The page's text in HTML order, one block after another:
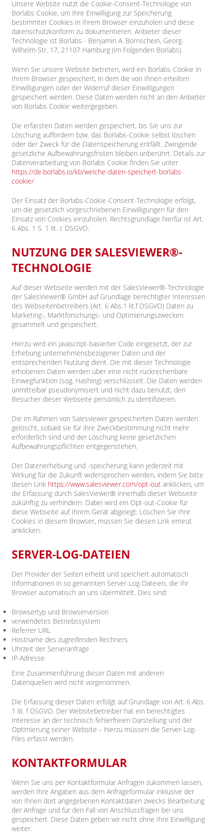
Unsere Website nutzt die Cookie-Consent-Technologie von
Borlabs Cookie, um Ihre Einwilligung zur Speicherung
bestimmter Cookies in Ihrem Browser einzuholen und diese
datenschutzkonform zu dokumentieren. Anbieter dieser
Technologie ist Borlabs - Benjamin A. Bornschein, Georg-
Wilhelm-Str. 17, 21107 Hamburg (im Folgenden Borlabs).
Wenn Sie unsere Website betreten, wird ein Borlabs-Cookie in
Ihrem Browser gespeichert, in dem die von Ihnen erteilten
Einwilligungen oder der Widerruf dieser Einwilligungen
gespeichert werden. Diese Daten werden nicht an den Anbieter
von Borlabs Cookie weitergegeben.
Die erfassten Daten werden gespeichert, bis Sie uns zur
Löschung auffordern bzw. das Borlabs-Cookie selbst löschen
oder der Zweck für die Datenspeicherung entfällt. Zwingende
gesetzliche Aufbewahrungsfristen bleiben unberührt. Details zur
Datenverarbeitung von Borlabs Cookie finden Sie unter
https://de.borlabs.io/kb/welche-daten-speichert-borlabs-
cookie/
Der Einsatz der Borlabs-Cookie-Consent-Technologie erfolgt,
um die gesetzlich vorgeschriebenen Einwilligungen für den
Einsatz von Cookies einzuholen. Rechtsgrundlage hierfür ist Art.
6 Abs. 1 S. 1 lit. c DSGVO.
NUTZUNG DER SALESVIEWER®-
TECHNOLOGIE
Auf dieser Webseite werden mit der SalesViewer®-Technologie
der SalesViewer® GmbH auf Grundlage berechtigter Interessen
des Webseitenbetreibers (Art. 6 Abs.1 lit.f DSGVO) Daten zu
Marketing-, Marktforschungs- und Optimierungszwecken
gesammelt und gespeichert.
Hierzu wird ein javascript-basierter Code eingesetzt, der zur
Erhebung unternehmensbezogener Daten und der
entsprechenden Nutzung dient. Die mit dieser Technologie
erhobenen Daten werden über eine nicht rückrechenbare
Einwegfunktion (sog. Hashing) verschlüsselt. Die Daten werden
unmittelbar pseudonymisiert und nicht dazu benutzt, den
Besucher dieser Webseite persönlich zu identifizieren.
Die im Rahmen von Salesviewer gespeicherten Daten werden
gelöscht, sobald sie für ihre Zweckbestimmung nicht mehr
erforderlich sind und der Löschung keine gesetzlichen
Aufbewahrungspflichten entgegenstehen.
Der Datenerhebung und -speicherung kann jederzeit mit
Wirkung für die Zukunft widersprochen werden, indem Sie bitte
diesen Link https://www.salesviewer.com/opt-out anklicken, um
die Erfassung durch SalesViewer® innerhalb dieser Webseite
zukünftig zu verhindern. Dabei wird ein Opt-out-Cookie für
diese Webseite auf Ihrem Gerät abgelegt. Löschen Sie Ihre
Cookies in diesem Browser, müssen Sie diesen Link erneut
anklicken.
SERVER-LOG-DATEIEN
Der Provider der Seiten erhebt und speichert automatisch
Informationen in so genannten Server-Log-Dateien, die Ihr
Browser automatisch an uns übermittelt. Dies sind:
Browsertyp und Browserversion
verwendetes Betriebssystem
Referrer URL
Hostname des zugreifenden Rechners
Uhrzeit der Serveranfrage
IP-Adresse
Eine Zusammenführung dieser Daten mit anderen
Datenquellen wird nicht vorgenommen.
Die Erfassung dieser Daten erfolgt auf Grundlage von Art. 6 Abs.
1 lit. f DSGVO. Der Websitebetreiber hat ein berechtigtes
Interesse an der technisch fehlerfreien Darstellung und der
Optimierung seiner Website – hierzu müssen die Server-Log-
Files erfasst werden.
KONTAKTFORMULAR
Wenn Sie uns per Kontaktformular Anfragen zukommen lassen,
werden Ihre Angaben aus dem Anfrageformular inklusive der
von Ihnen dort angegebenen Kontaktdaten zwecks Bearbeitung
der Anfrage und für den Fall von Anschlussfragen bei uns
gespeichert. Diese Daten geben wir nicht ohne Ihre Einwilligung
weiter.